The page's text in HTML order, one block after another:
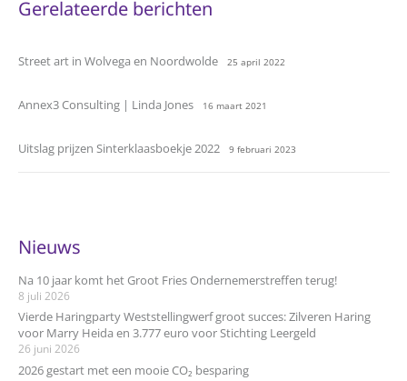
Gerelateerde berichten
Street art in Wolvega en Noordwolde 25 april 2022
Annex3 Consulting | Linda Jones 16 maart 2021
Uitslag prijzen Sinterklaasboekje 2022 9 februari 2023
Nieuws
Na 10 jaar komt het Groot Fries Ondernemerstreffen terug!
8 juli 2026
Vierde Haringparty Weststellingwerf groot succes: Zilveren Haring
voor Marry Heida en 3.777 euro voor Stichting Leergeld
26 juni 2026
2026 gestart met een mooie CO₂ besparing